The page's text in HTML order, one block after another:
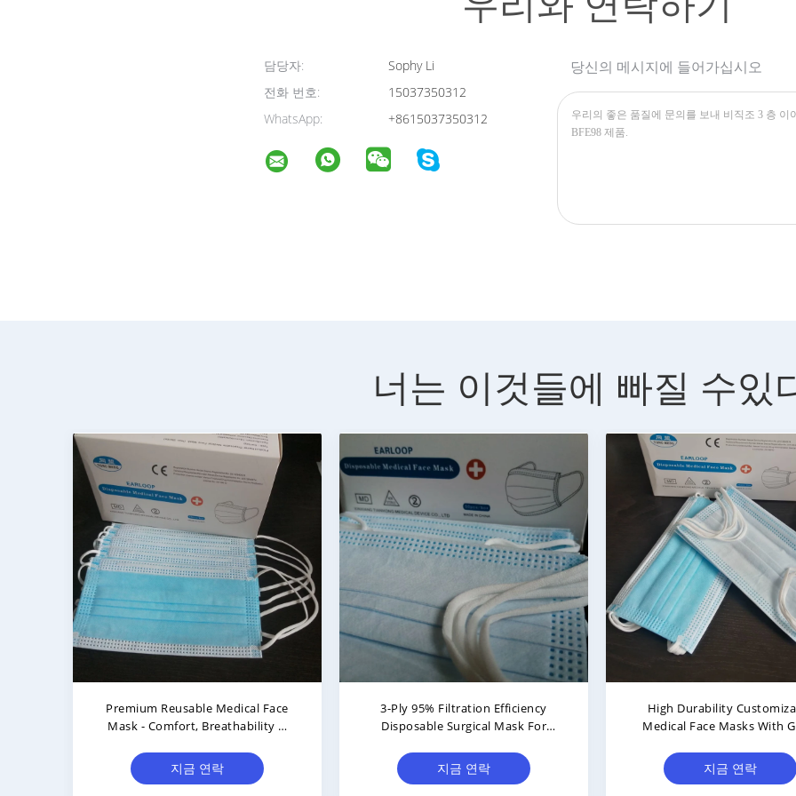
담당자:
Sophy Li
전화 번호:
15037350312
WhatsApp:
+8615037350312
당신의 메시지에 들어가십시오
너는 이것들에 빠질 수있
Premium Reusable Medical Face
Mask - Comfort, Breathability &
지금 연락
3-Ply 95% Filtration Efficiency
Disposable Surgical Mask For
지금 연락
High Durability
Medical Face Masks With
지금 연락